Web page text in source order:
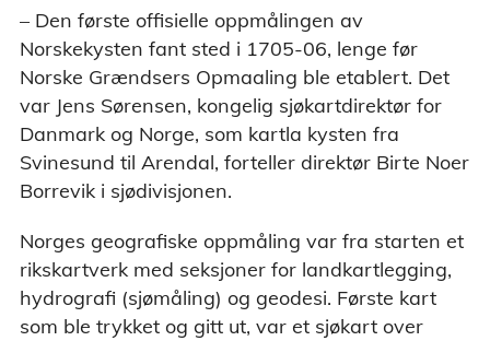
– Den første offisielle oppmålingen av
Norskekysten fant sted i 1705-06, lenge før
Norske Grændsers Opmaaling ble etablert. Det
var Jens Sørensen, kongelig sjøkartdirektør for
Danmark og Norge, som kartla kysten fra
Svinesund til Arendal, forteller direktør Birte Noer
Borrevik i sjødivisjonen.
Norges geografiske oppmåling var fra starten et
rikskartverk med seksjoner for landkartlegging,
hydrografi (sjømåling) og geodesi. Første kart
som ble trykket og gitt ut, var et sjøkart over